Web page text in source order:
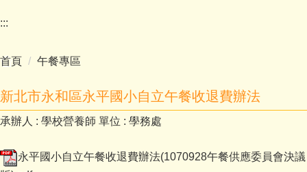
區
:::
首頁 午餐專區
新北市永和區永平國小自立午餐收退費辦法
承辦人 : 學校營養師 單位 : 學務處
永平國小自立午餐收退費辦法(1070928午餐供應委員會決議